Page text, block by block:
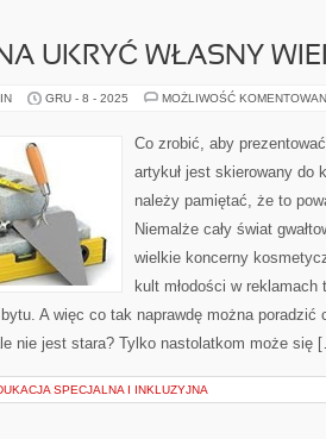
UKRYĆ WŁASNY
GRU - 8 - 2025 MOŻLIWOŚĆ
Co zrobić, aby
artykuł jest skierowany do
należy pamiętać, że to
Niemalże cały świat
wielkie koncerny
kult młodości w
A więc co tak naprawdę można
nie jest stara? Tylko nastolatkom może się
SPECJALNA I INKLUZYJNA